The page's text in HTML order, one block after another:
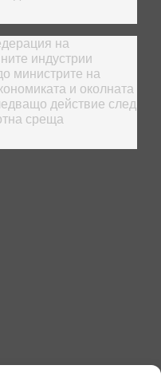
на
индустрии
министрите на
и околната
действие след
среща